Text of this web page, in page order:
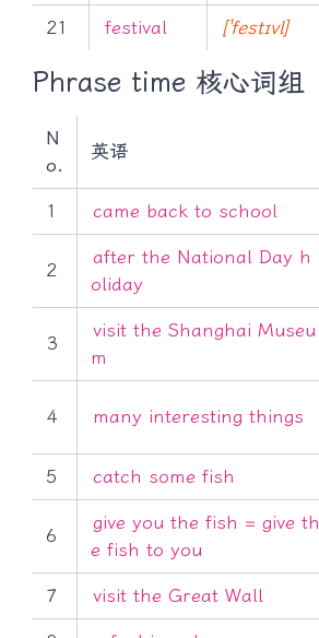
21 festival [ˈfestɪvl]
Phrase time 核心词组
N
o.
英语
1 came back to school
2
after the National Day h
oliday
3
visit the Shanghai Museu
m
4 many interesting things
5 catch some fish
6
give you the fish = give th
e fish to you
7 visit the Great Wall